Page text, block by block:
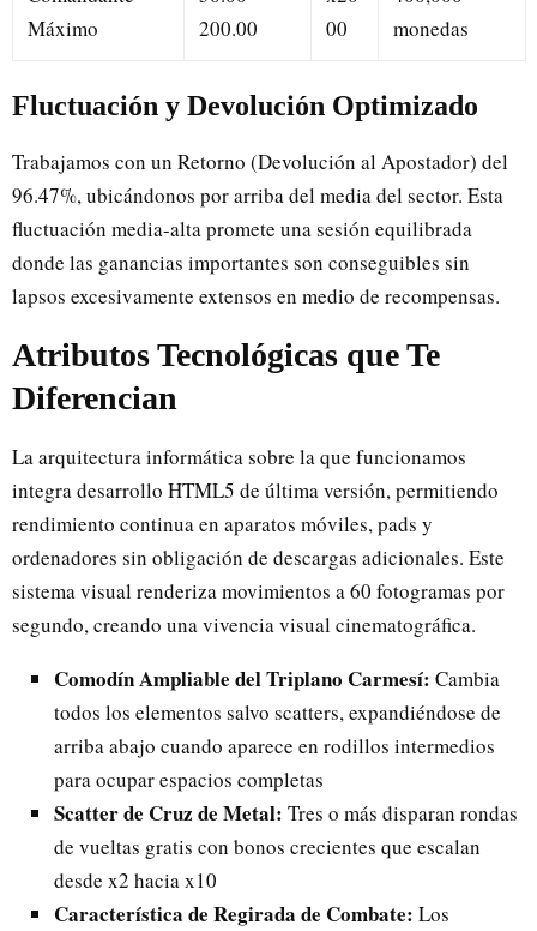
Máximo
200.00
00
monedas
Fluctuación y Devolución Optimizado
Trabajamos con un Retorno (Devolución al Apostador) del
96.47%, ubicándonos por arriba del media del sector. Esta
fluctuación media-alta promete una sesión equilibrada
donde las ganancias importantes son conseguibles sin
lapsos excesivamente extensos en medio de recompensas.
Atributos Tecnológicas que Te
Diferencian
La arquitectura informática sobre la que funcionamos
integra desarrollo HTML5 de última versión, permitiendo
rendimiento continua en aparatos móviles, pads y
ordenadores sin obligación de descargas adicionales. Este
sistema visual renderiza movimientos a 60 fotogramas por
segundo, creando una vivencia visual cinematográfica.
Comodín Ampliable del Triplano Carmesí: Cambia
todos los elementos salvo scatters, expandiéndose de
arriba abajo cuando aparece en rodillos intermedios
para ocupar espacios completas
Scatter de Cruz de Metal: Tres o más disparan rondas
de vueltas gratis con bonos crecientes que escalan
desde x2 hacia x10
Característica de Regirada de Combate: Los